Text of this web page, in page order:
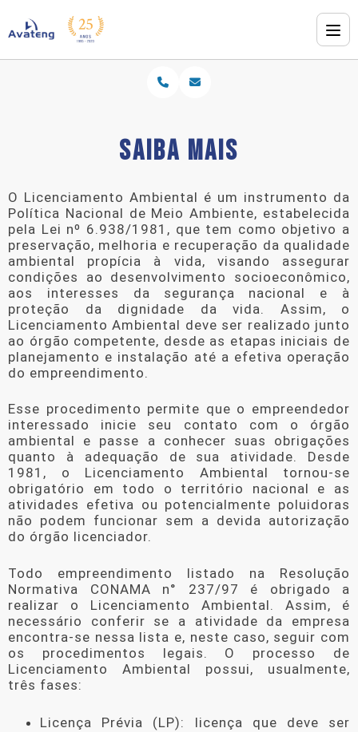
SAIBA MAIS
O Licenciamento Ambiental é um instrumento da
Política Nacional de Meio Ambiente, estabelecida
pela Lei nº 6.938/1981, que tem como objetivo a
preservação, melhoria e recuperação da qualidade
ambiental propícia à vida, visando assegurar
condições ao desenvolvimento socioeconômico,
aos interesses da segurança nacional e à
proteção da dignidade da vida. Assim, o
Licenciamento Ambiental deve ser realizado junto
ao órgão competente, desde as etapas iniciais de
planejamento e instalação até a efetiva operação
do empreendimento.
Esse procedimento permite que o empreendedor
interessado inicie seu contato com o órgão
ambiental e passe a conhecer suas obrigações
quanto à adequação de sua atividade. Desde
1981, o Licenciamento Ambiental tornou-se
obrigatório em todo o território nacional e as
atividades efetiva ou potencialmente poluidoras
não podem funcionar sem a devida autorização
do órgão licenciador.
Todo empreendimento listado na Resolução
Normativa CONAMA n° 237/97 é obrigado a
realizar o Licenciamento Ambiental. Assim, é
necessário conferir se a atividade da empresa
encontra-se nessa lista e, neste caso, seguir com
os procedimentos legais. O processo de
Licenciamento Ambiental possui, usualmente,
três fases:
Licença Prévia (LP): licença que deve ser